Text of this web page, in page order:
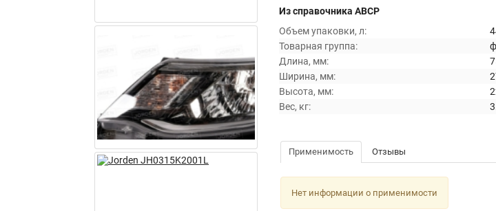
Из справочника ABCP
Объем упаковки, л:
Товарная группа:
Длина, мм:
Ширина, мм:
Высота, мм:
Вес, кг:
Применимость Отзывы
Нет информации о применимости